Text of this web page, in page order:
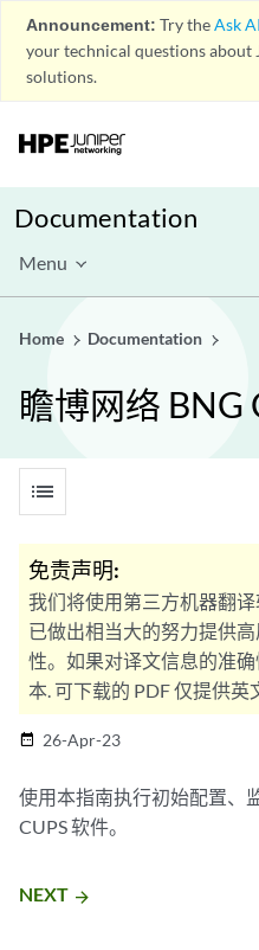
Announcement: Try theAsk
your technical questions about
solutions.
Documentation
Menu
Home Documentation
瞻博网络 BNG
list
免责声明:
我们将使用第三方机器翻
已做出相当大的努力提供
性。如果对译文信息的准
本. 可下载的 PDF 仅提供英
date_range 26-Apr-23
使用本指南执行初始配置、
CUPS 软件。
NEXT arrow_forward